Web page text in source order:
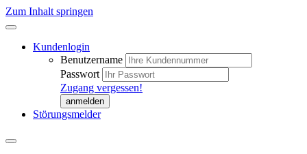
Zum Inhalt springen
Kundenlogin
Benutzername
Passwort
Zugang vergessen!
Störungsmelder